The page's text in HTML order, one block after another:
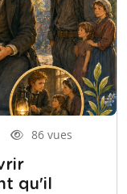
86 vues
qu'il